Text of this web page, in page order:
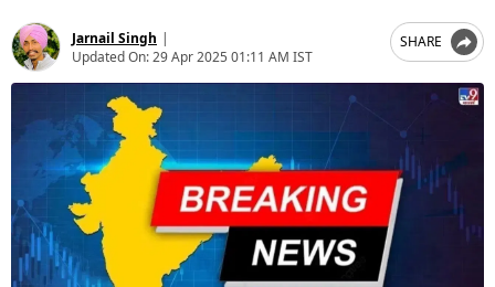
Jarnail Singh |
Updated On:29 Apr 2025 01:11 AM IST
SHARE